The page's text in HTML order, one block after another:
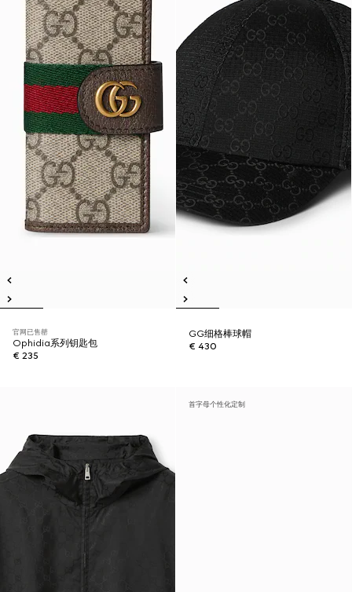
官网已售罄
Ophidia系列钥匙包
€ 235
GG细格棒球帽
€ 430
首字母个性化定制